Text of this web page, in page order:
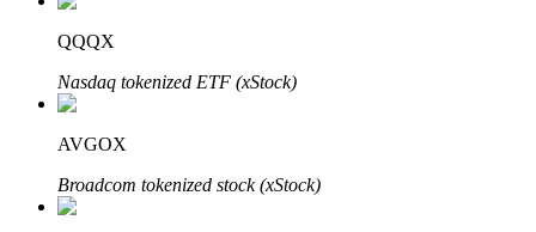
QQQX
Nasdaq tokenized ETF (xStock)
AVGOX
Broadcom tokenized stock (xStock)